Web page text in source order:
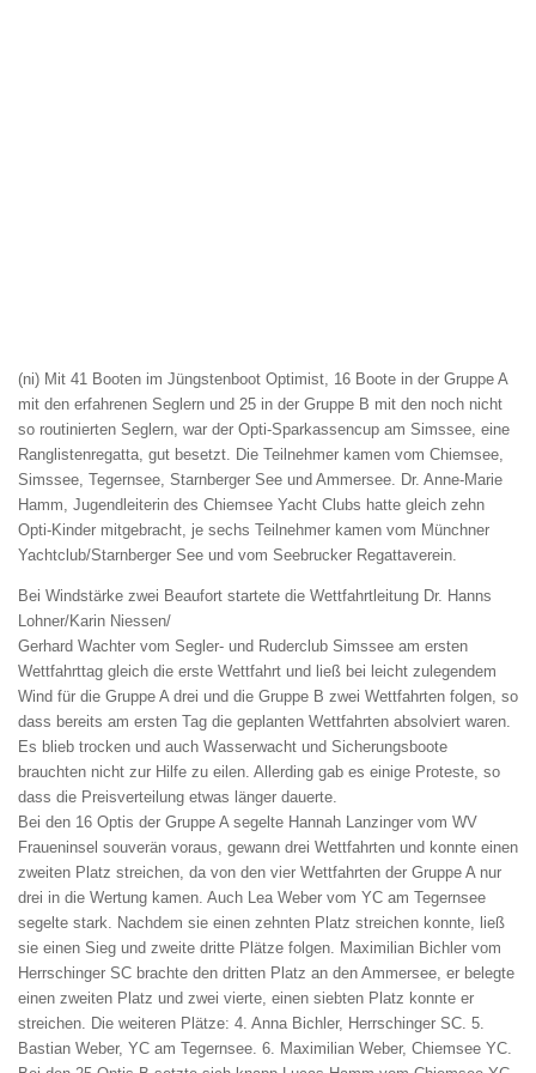
(ni) Mit 41 Booten im Jüngstenboot Optimist, 16 Boote in der Gruppe A
mit den erfahrenen Seglern und 25 in der Gruppe B mit den noch nicht
so routinierten Seglern, war der Opti-Sparkassencup am Simssee, eine
Ranglistenregatta, gut besetzt. Die Teilnehmer kamen vom Chiemsee,
Simssee, Tegernsee, Starnberger See und Ammersee. Dr. Anne-Marie
Hamm, Jugendleiterin des Chiemsee Yacht Clubs hatte gleich zehn
Opti-Kinder mitgebracht, je sechs Teilnehmer kamen vom Münchner
Yachtclub/Starnberger See und vom Seebrucker Regattaverein.
Bei Windstärke zwei Beaufort startete die Wettfahrtleitung Dr. Hanns
Lohner/Karin Niessen/
Gerhard Wachter vom Segler- und Ruderclub Simssee am ersten
Wettfahrttag gleich die erste Wettfahrt und ließ bei leicht zulegendem
Wind für die Gruppe A drei und die Gruppe B zwei Wettfahrten folgen, so
dass bereits am ersten Tag die geplanten Wettfahrten absolviert waren.
Es blieb trocken und auch Wasserwacht und Sicherungsboote
brauchten nicht zur Hilfe zu eilen. Allerding gab es einige Proteste, so
dass die Preisverteilung etwas länger dauerte.
Bei den 16 Optis der Gruppe A segelte Hannah Lanzinger vom WV
Fraueninsel souverän voraus, gewann drei Wettfahrten und konnte einen
zweiten Platz streichen, da von den vier Wettfahrten der Gruppe A nur
drei in die Wertung kamen. Auch Lea Weber vom YC am Tegernsee
segelte stark. Nachdem sie einen zehnten Platz streichen konnte, ließ
sie einen Sieg und zweite dritte Plätze folgen. Maximilian Bichler vom
Herrschinger SC brachte den dritten Platz an den Ammersee, er belegte
einen zweiten Platz und zwei vierte, einen siebten Platz konnte er
streichen. Die weiteren Plätze: 4. Anna Bichler, Herrschinger SC. 5.
Bastian Weber, YC am Tegernsee. 6. Maximilian Weber, Chiemsee YC.